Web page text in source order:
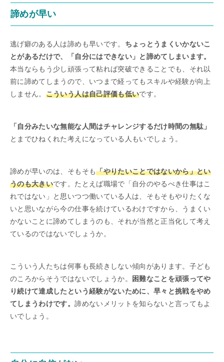
諦めが早い
逃げ癖のある人は諦めも早いです。 ちょっとうまくいかないこ
とがあるだけで、「自分にはできない」と諦めてしまいます。
本当ならもう少し頑張って粘れば突破できることでも、それ以
前に諦めてしまうので、いつまで経ってもスキルや経験が向上
しません。 こういう人は自己評価も低いです。
「自分みたいな無能な人間はチャレンジするだけ時間の無駄」
とまでひねくれた考えになっている人もいでしょう。
諦めが早いのは、そもそも「やりたいことではないから」とい
うのも大きいです。たとえば職場で「自分のやるべき仕事はこ
れではない」と思いつつ働いている人は、そもそもやりたくな
いと思いながら今の仕事を続けているわけですから、うまくい
かないことに諦めてしまうのも、それが当然と正当化して考え
ているのではないでしょうか。
こういう人たちは何事も長続きしない傾向があります。子ども
のころからそうではないでしょうか。
困難なことを頑張ってや
り続けて達成したという経験がないために、早々と挑戦をやめ
てしまうわけです。諦めないメリットを知らないと言ってもよ
いでしょう。